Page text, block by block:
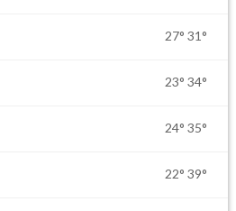
27° 31°
23° 34°
24° 35°
22° 39°